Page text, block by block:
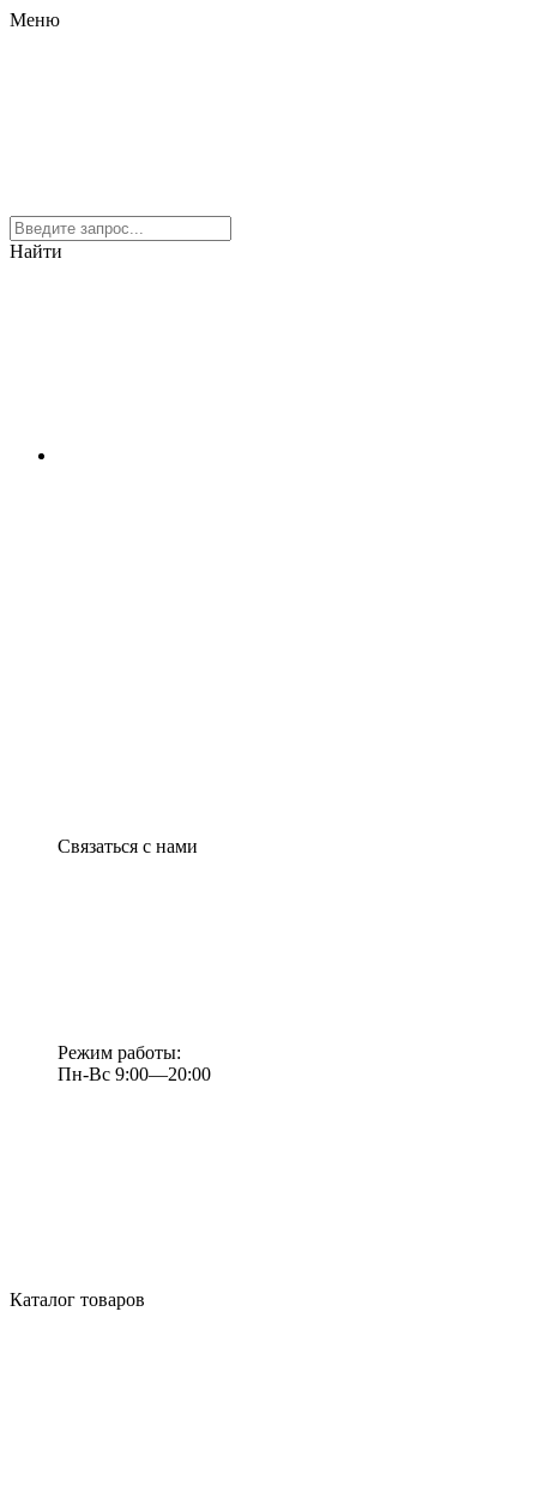
Меню
Найти
Связаться с нами
Режим работы:
Пн-Вс 9:00—20:00
Каталог товаров